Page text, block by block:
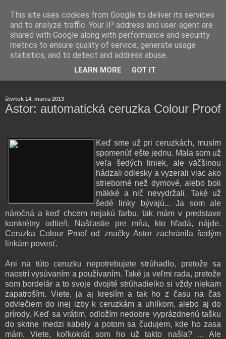
rozoberá témy o zdraví, živote a všetko možné.
štvrtok 14. marca 2013
Astor: automatická ceruzka Colour Proof
Keď sme už pri ceruzkách, musím
spomenúť ešte jednu. Mala som už
veľa šedých liniek, ale väčšinou
hádzali odlesky a vyzerali viac ako
strieborné než dymové, alebo boli
mäkké a nič nevydržali. Také už
šedé linky bývajú... Ja som ale
náročná a keď chcem nejakú farbu, tak mám v predstave
konkrétny odtieň. Našťastie pre mňa, kto hľadá, nájde.
Ceruzka Colour Proof od značky Astor zachránila šedým
linkám povesť.
Ani na túto ceruzku nepotrebujete strúhadlo, pretože sa
naostrí vysúvaním a používaním. Také ja veľmi rada, pretože
som bordelár a to svoje dvojité strúhadielko si vždy niekam
zapatroším. Viete, ja aj kreslím a tak ho z času na čas
odvlečiem do inej izby k ceruzkám a uhlíkom, alebo aj do
prírody. Keď sa vrátim, odložím nedobre vyprázdnenú tašku
do skrine medzi kabely a potom sa čudujem, kde ho zasa
mám. Viete, koľkokrát som ho už takto našla? ... Ale
This site uses cookies from Google to deliver its services
and to analyze traffic. Your IP address and user-agent are
shared with Google along with performance and security
metrics to ensure quality of service, generate usage
statistics, and to detect and address abuse.
LEARN MORE GOT IT